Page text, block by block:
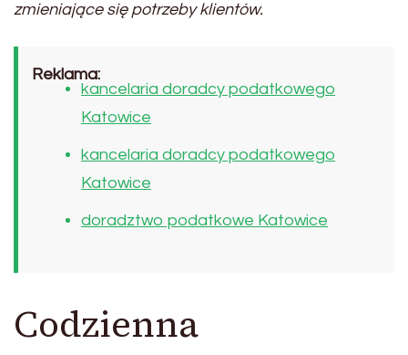
zmieniające się potrzeby klientów.
Reklama:
kancelaria doradcy podatkowego
Katowice
kancelaria doradcy podatkowego
Katowice
doradztwo podatkowe Katowice
Codzienna